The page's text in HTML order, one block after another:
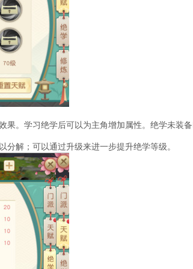
果。学习绝学后可以为主角增加属性。绝学未装
解；可以通过升级来进一步提升绝学等级。